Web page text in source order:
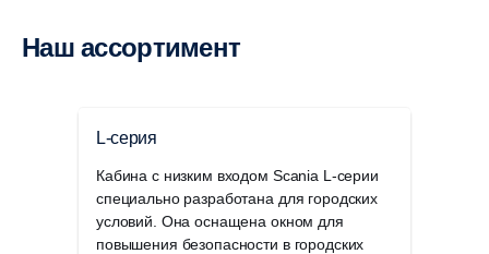
Наш ассортимент
L-серия
Кабина с низким входом Scania L-серии
специально разработана для городских
условий. Она оснащена окном для
повышения безопасности в городских